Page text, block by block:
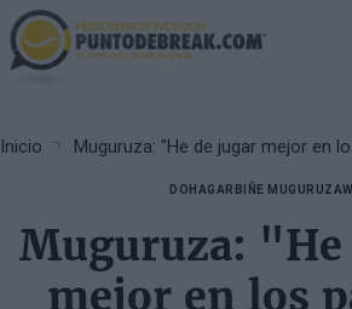
Skip
to
main
Breadcrumb
Inicio Muguruza: "He de jugar mejor en
DOHAGARBIÑE MUGURUZA
Muguruza: "He
mejor en los